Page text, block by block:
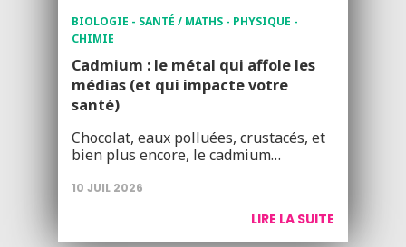
BIOLOGIE - SANTÉ / MATHS - PHYSIQUE -
CHIMIE
Cadmium : le métal qui affole les
médias (et qui impacte votre
santé)
Chocolat, eaux polluées, crustacés, et
bien plus encore, le cadmium…
10 JUIL 2026
LIRE LA SUITE